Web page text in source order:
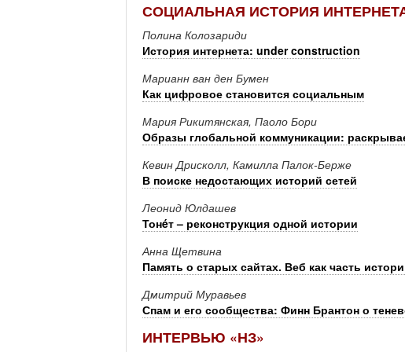
СОЦИАЛЬНАЯ ИСТОРИЯ
Полина Колозариди
История интернета: under construction
Марианн ван ден Бумен
Как цифровое становится социальным
Мария Рикитянская, Паоло Бори
Образы глобальной коммуникации:
Кевин Дрисколл, Камилла Палок-Берже
В поиске недостающих историй сетей
Леонид Юлдашев
Тонéт – реконструкция одной истории
Анна Щетвина
Память о старых сайтах. Веб как часть
Дмитрий Муравьев
Спам и его сообщества: Финн Брантон о
ИНТЕРВЬЮ «НЗ»